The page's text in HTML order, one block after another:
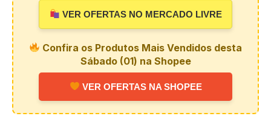
VER OFERTAS NO MERCADO LIVRE
Confira os Produtos Mais Vendidos desta
Sábado (01) na Shopee
VER OFERTAS NA SHOPEE